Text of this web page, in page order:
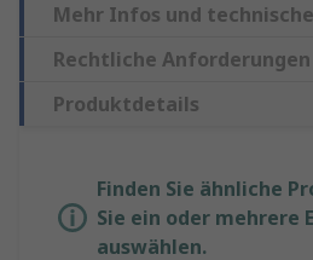
Mehr Infos und
Rechtliche Anforderungen
Produktdetails
Finden Sie ähnliche
Sie ein oder mehrere
auswählen.